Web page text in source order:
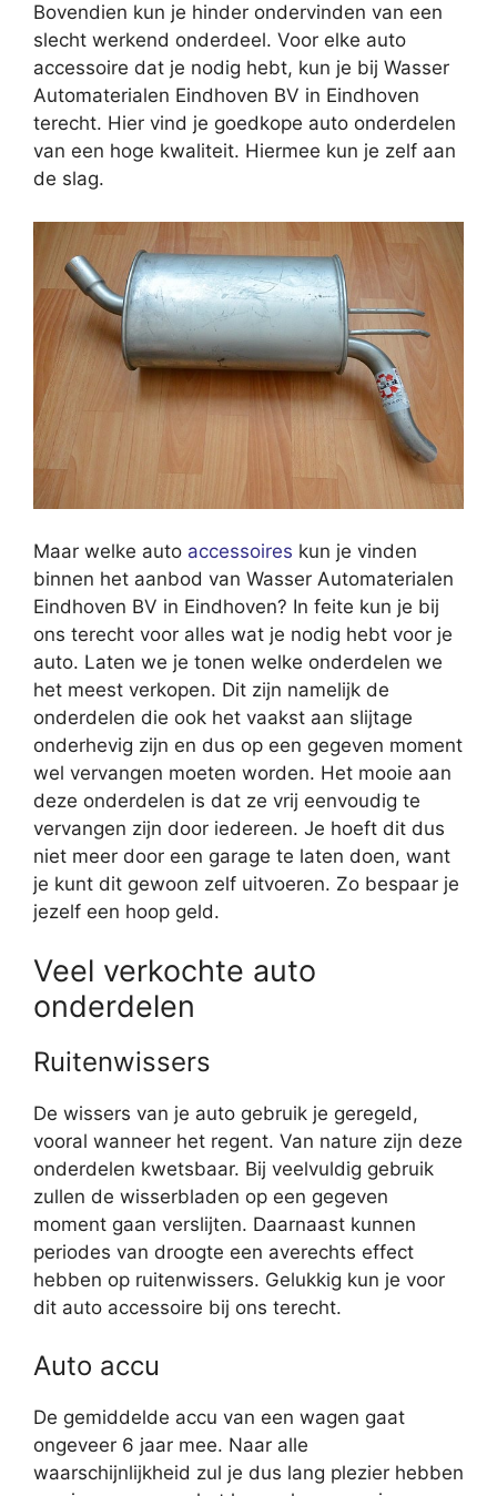
Bovendien kun je hinder ondervinden van een
slecht werkend onderdeel. Voor elke auto
accessoire dat je nodig hebt, kun je bij Wasser
Automaterialen Eindhoven BV in Eindhoven
terecht. Hier vind je goedkope auto onderdelen
van een hoge kwaliteit. Hiermee kun je zelf aan
de slag.
Maar welke auto accessoires kun je vinden
binnen het aanbod van Wasser Automaterialen
Eindhoven BV in Eindhoven? In feite kun je bij
ons terecht voor alles wat je nodig hebt voor je
auto. Laten we je tonen welke onderdelen we
het meest verkopen. Dit zijn namelijk de
onderdelen die ook het vaakst aan slijtage
onderhevig zijn en dus op een gegeven moment
wel vervangen moeten worden. Het mooie aan
deze onderdelen is dat ze vrij eenvoudig te
vervangen zijn door iedereen. Je hoeft dit dus
niet meer door een garage te laten doen, want
je kunt dit gewoon zelf uitvoeren. Zo bespaar je
jezelf een hoop geld.
Veel verkochte auto
onderdelen
Ruitenwissers
De wissers van je auto gebruik je geregeld,
vooral wanneer het regent. Van nature zijn deze
onderdelen kwetsbaar. Bij veelvuldig gebruik
zullen de wisserbladen op een gegeven
moment gaan verslijten. Daarnaast kunnen
periodes van droogte een averechts effect
hebben op ruitenwissers. Gelukkig kun je voor
dit auto accessoire bij ons terecht.
Auto accu
De gemiddelde accu van een wagen gaat
ongeveer 6 jaar mee. Naar alle
waarschijnlijkheid zul je dus lang plezier hebben